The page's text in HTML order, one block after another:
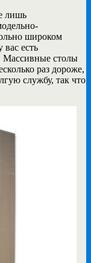
лишь
широком
есть
Массивные столы
раз дороже,
службу, так что